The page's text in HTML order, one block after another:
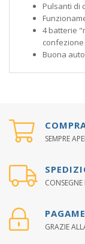
Pulsanti di
4 batterie
confezione
Buona
SEMPRE
GRAZIE